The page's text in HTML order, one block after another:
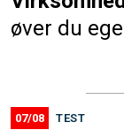
øver du
07/08 TEST